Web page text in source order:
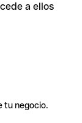
a ellos
tu negocio.